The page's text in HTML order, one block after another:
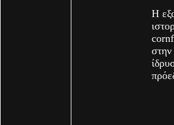
H
στην